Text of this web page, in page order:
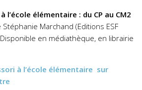
l’école élémentaire : du CP au CM2
Stéphanie Marchand (Editions ESF
en médiathèque, en librairie
à l’école élémentaire sur